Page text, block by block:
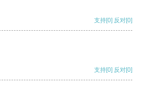
支持[0] 反对[0]
支持[0] 反对[0]